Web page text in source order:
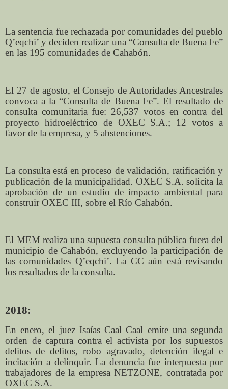
La sentencia fue rechazada por comunidades del pueblo
Q’eqchi’ y deciden realizar una “Consulta de Buena Fe”
en las 195 comunidades de Cahabón.
El 27 de agosto, el Consejo de Autoridades Ancestrales
convoca a la “Consulta de Buena Fe”. El resultado de
consulta comunitaria fue: 26,537 votos en contra del
proyecto hidroeléctrico de OXEC S.A.; 12 votos a
favor de la empresa, y 5 abstenciones.
La consulta está en proceso de validación, ratificación y
publicación de la municipalidad. OXEC S.A. solicita la
aprobación de un estudio de impacto ambiental para
construir OXEC III, sobre el Río Cahabón.
El MEM realiza una supuesta consulta pública fuera del
municipio de Cahabón, excluyendo la participación de
las comunidades Q’eqchi’. La CC aún está revisando
los resultados de la consulta.
2018:
En enero, el juez Isaías Caal Caal emite una segunda
orden de captura contra el activista por los supuestos
delitos de delitos, robo agravado, detención ilegal e
incitación a delinquir. La denuncia fue interpuesta por
trabajadores de la empresa NETZONE, contratada por
OXEC S.A.